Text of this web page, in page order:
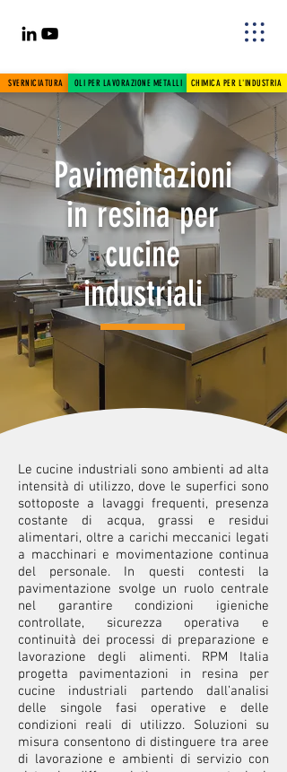
SVERNICIATURA OLI PER LAVORAZIONE METALLI CHIMICA PER L'INDUSTRIA
Pavimentazioni
in resina per
cucine
industriali
Le cucine industriali sono ambienti ad alta
intensità di utilizzo, dove le superfici sono
sottoposte a lavaggi frequenti, presenza
costante di acqua, grassi e residui
alimentari, oltre a carichi meccanici legati
a macchinari e movimentazione continua
del personale. In questi contesti la
pavimentazione svolge un ruolo centrale
nel garantire condizioni igieniche
controllate, sicurezza operativa e
continuità dei processi di preparazione e
lavorazione degli alimenti. RPM Italia
progetta pavimentazioni in resina per
cucine industriali partendo dall’analisi
delle singole fasi operative e delle
condizioni reali di utilizzo. Soluzioni su
misura consentono di distinguere tra aree
di lavorazione e ambienti di servizio con